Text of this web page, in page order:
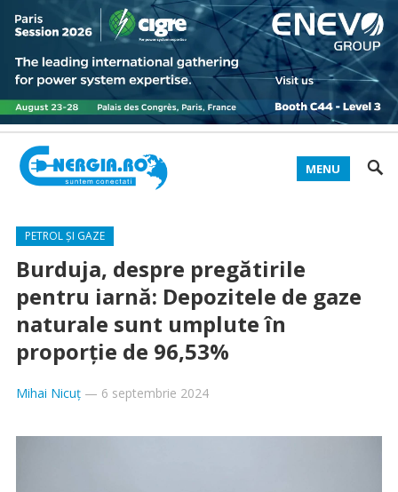
MENU
PETROL ȘI GAZE
Burduja, despre pregătirile
pentru iarnă: Depozitele de gaze
naturale sunt umplute în
proporţie de 96,53%
Mihai Nicuț— 6 septembrie 2024